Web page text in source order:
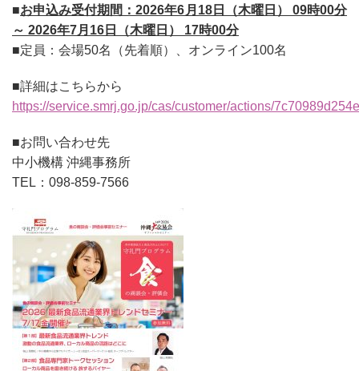
■お申込み受付期間：2026年6月18日（木曜日） 09時00分
～ 2026年7月16日（木曜日） 17時00分
■定員：会場50名（先着順）、オンライン100名
■詳細はこちらから
https://service.smrj.go.jp/cas/customer/actions/
■お問い合わせ先
中小機構 沖縄事務所
TEL：098-859-7566